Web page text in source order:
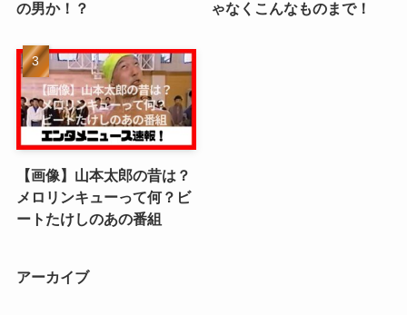
の男か！？
ゃなくこんなものまで！
【画像】山本太郎の昔は？
メロリンキューって何？ビ
ートたけしのあの番組
アーカイブ